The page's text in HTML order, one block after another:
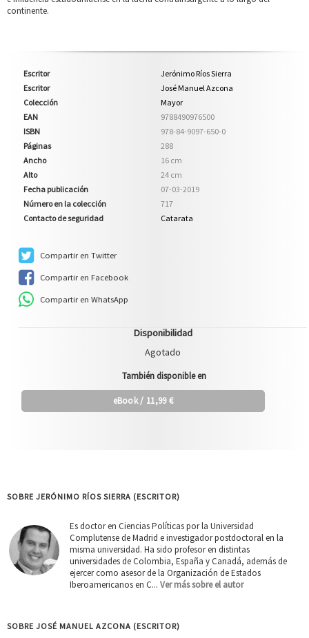
continente.
Escritor
Jerónimo Ríos Sierra
Escritor
José Manuel Azcona
Colección
Mayor
EAN
9788490976500
ISBN
978-84-9097-650-0
Páginas
288
Ancho
16 cm
Alto
24 cm
Fecha publicación
07-03-2019
Número en la colección
717
Contacto de seguridad
Catarata
Compartir en Twitter
Compartir en Facebook
Compartir en WhatsApp
Disponibilidad
Agotado
También disponible en
eBook/ 11,99 €
SOBRE JERÓNIMO RÍOS SIERRA (ESCRITOR)
Es doctor en Ciencias Políticas por la Universidad
Complutense de Madrid e investigador postdoctoral en la
misma universidad. Ha sido profesor en distintas
universidades de Colombia, España y Canadá, además de
ejercer como asesor de la Organización de Estados
Iberoamericanos en C... Ver más sobre el autor
SOBRE JOSÉ MANUEL AZCONA (ESCRITOR)